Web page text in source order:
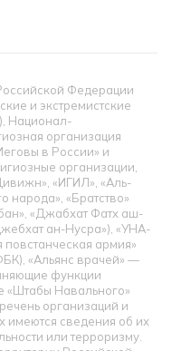
Федерации
и экстремистские
Национал-
организация
в России» и
организации,
«ИГИЛ», «Аль-
народа», «Братство»
«Джабхат Фатх аш-
ан-Нусра»), «УНА-
армия»
«Альянс врачей» —
функции
«Штабы Навального»
организаций и
имеются сведения об их
или терроризму.